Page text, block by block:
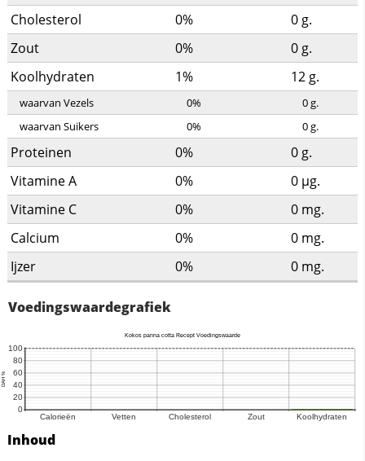
Cholesterol 0% 0 g.
Zout
0% 0 g.
Koolhydraten
1% 12 g.
waarvan Vezels 0% 0g.
waarvan Suikers
0% 0g.
Proteinen 0% 0 g.
Vitamine A
0% 0 µg.
Vitamine C
0% 0 mg.
Calcium
0% 0 mg.
Ijzer
0% 0 mg.
Voedingswaardegrafiek
Inhoud